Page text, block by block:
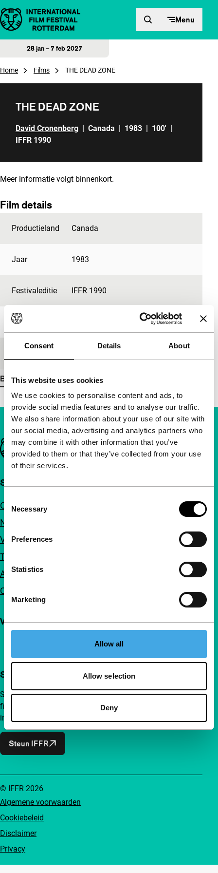
Consent Details About
This website uses cookies
We use cookies to personalise content and ads, to
provide social media features and to analyse our traffic.
We also share information about your use of our site with
our social media, advertising and analytics partners who
may combine it with other information that you’ve
provided to them or that they’ve collected from your use
of their services.
Selection
Necessary
Preferences
Statistics
Marketing
Allow all
Allow selection
Deny
Direct naar inhoud Menu
28 jan – 7 feb 2027
Home Films THE DEAD ZONE
THE DEAD ZONE
David Cronenberg | Canada | 1983 | 100' |
IFFR 1990
Meer informatie volgt binnenkort.
Film details
Productieland Canada
Jaar 1983
Festivaleditie IFFR 1990
Lengte
Bekijk meer details
Belangrijke links
Snel naar
Over ons
Nieuwsbrieven
Veelgestelde vragen
Toegankelijkheid
Adverteren
Contact
Volg IFFR
Steun IFFR al vanaf €4 per maand
Sluit je aan bij een groep nieuwsgierige en verbonden
filmliefhebbers. Maak onafhankelijke film, nieuwe
inzichten en inspiratie bereikbaar voor iedereen.
Steun IFFR
Algemene voorwaarden
Cookiebeleid
Disclaimer
Privacy
© IFFR 2026